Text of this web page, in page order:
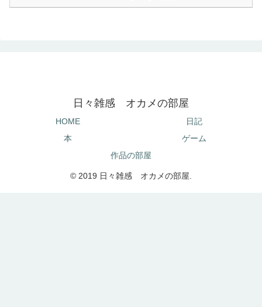
日々雑感 オカメの部屋
HOME
日記
本
ゲーム
作品の部屋
© 2019 日々雑感 オカメの部屋.